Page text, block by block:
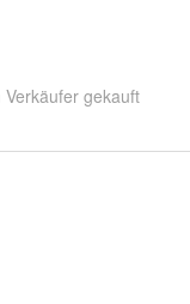
gekauft